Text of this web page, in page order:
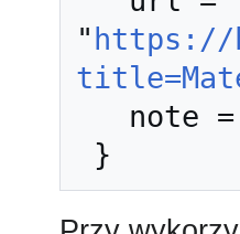
" https://